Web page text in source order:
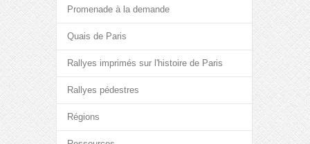
Promenade à la demande
Quais de Paris
Rallyes imprimés sur l'histoire de Paris
Rallyes pédestres
Régions